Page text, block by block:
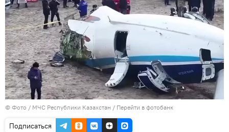
© Фото / МЧС Республики Казахстан / Перейти в фотобанк
Подписаться